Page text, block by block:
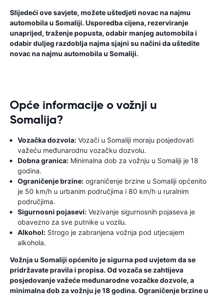
Slijedeći ove savjete, možete uštedjeti novac na najmu
automobila u Somaliji. Usporedba cijena, rezerviranje
unaprijed, traženje popusta, odabir manjeg automobila i
odabir duljeg razdoblja najma sjajni su načini da uštedite
novac na najmu automobila u Somaliji.
Opće informacije o vožnji u
Somalija?
Vozačka dozvola: Vozači u Somaliji moraju posjedovati
važeću međunarodnu vozačku dozvolu.
Dobna granica: Minimalna dob za vožnju u Somaliji je 18
godina.
Ograničenje brzine: ograničenje brzine u Somaliji općenito
je 50 km/h u urbanim područjima i 80 km/h u ruralnim
područjima.
Sigurnosni pojasevi: Vezivanje sigurnosnih pojaseva je
obavezno za sve putnike u vozilu.
Alkohol: Strogo je zabranjena vožnja pod utjecajem
alkohola.
Vožnja u Somaliji općenito je sigurna pod uvjetom da se
pridržavate pravila i propisa. Od vozača se zahtijeva
posjedovanje važeće međunarodne vozačke dozvole, a
minimalna dob za vožnju je 18 godina. Ograničenje brzine u